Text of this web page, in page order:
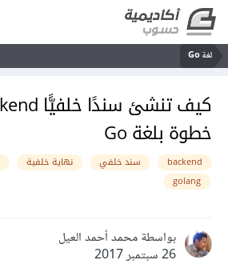
لغة Go
خطوة بلغة Go
backend سند خلفي نهاية خلفية
golang
بواسطة محمد أحمد العيل
26 سبتمبر 2017